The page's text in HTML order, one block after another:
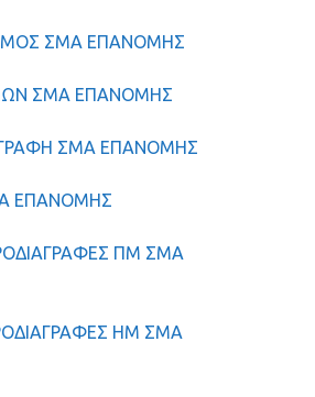
ΣΜΑ ΕΠΑΝΟΜΗΣ
ΣΜΑ ΕΠΑΝΟΜΗΣ
ΣΜΑ ΕΠΑΝΟΜΗΣ
ΕΠΑΝΟΜΗΣ
ΠΜ ΣΜΑ
HM ΣΜΑ